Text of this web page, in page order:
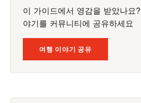
이 가이드에서 영감을 받았나요
야기를 커뮤니티에 공유하세요
여행 이야기 공유